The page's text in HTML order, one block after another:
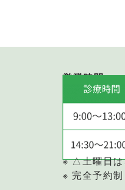
営業時間
※ △土曜日は
※ 完全予約制